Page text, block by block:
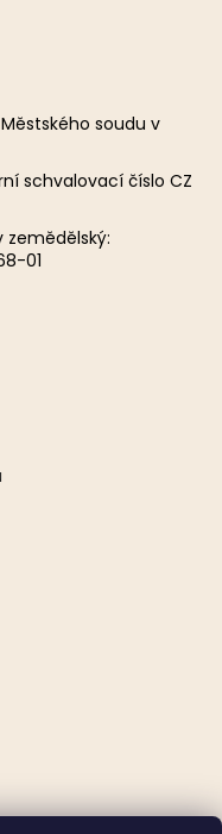
soudu v
schvalovací číslo CZ
zemědělský:
01